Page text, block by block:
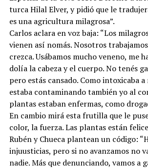
turca Hilal Elver, y pidió que le
es una agricultura milagrosa”.
Carlos aclara en voz baja: “Los
vienen así nomás. Nosotros
crezca. Usábamos mucho veneno, me
dolía la cabeza y el cuerpo. No tenés
pero estás cansado. Como intoxicaba
estaba contaminando también yo al
plantas estaban enfermas, como
En cambio mirá esta frutilla que le
color, la fuerza. Las plantas están
Rubén y Chueca plantean un código:
injuusticias, pero si no avanzamos no
nadie. Más que denunciando, vamos a